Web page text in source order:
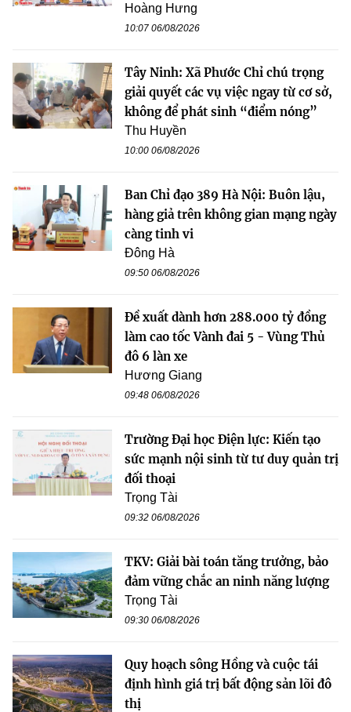
Hoàng Hưng
10:07 06/08/2026
Tây Ninh: Xã Phước Chỉ chú trọng
giải quyết các vụ việc ngay từ cơ sở,
không để phát sinh “điểm nóng”
Thu Huyền
10:00 06/08/2026
Ban Chỉ đạo 389 Hà Nội: Buôn lậu,
hàng giả trên không gian mạng ngày
càng tinh vi
Đông Hà
09:50 06/08/2026
Đề xuất dành hơn 288.000 tỷ đồng
làm cao tốc Vành đai 5 - Vùng Thủ
đô 6 làn xe
Hương Giang
09:48 06/08/2026
Trường Đại học Điện lực: Kiến tạo
sức mạnh nội sinh từ tư duy quản trị
đối thoại
Trọng Tài
09:32 06/08/2026
TKV: Giải bài toán tăng trưởng, bảo
đảm vững chắc an ninh năng lượng
Trọng Tài
09:30 06/08/2026
Quy hoạch sông Hồng và cuộc tái
định hình giá trị bất động sản lõi đô
thị